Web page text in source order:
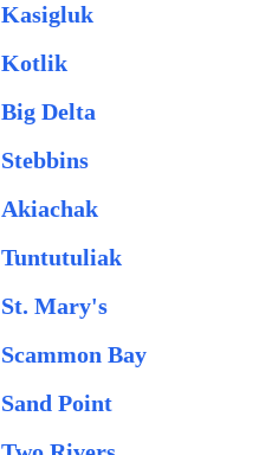
Kasigluk
Kotlik
Big Delta
Stebbins
Akiachak
Tuntutuliak
St. Mary's
Scammon Bay
Sand Point